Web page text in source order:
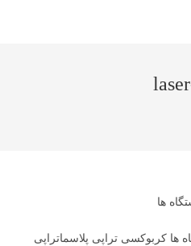
ها کربوکسی تراپی پلاسماتراپی